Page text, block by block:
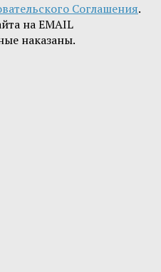
Соглашения.
на EMAIL
наказаны.